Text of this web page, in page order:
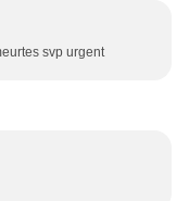
svp urgent